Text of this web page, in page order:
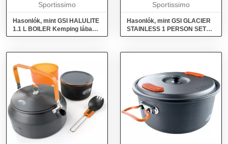
Sportissimo
Hasonlók, mint GSI HALULITE
1.1 L BOILER Kemping lábas,
sötétszürke, méret
Sportissimo
Hasonlók, mint GSI GLACIER
STAINLESS 1 PERSON SET
Kemping edények, ezüst,